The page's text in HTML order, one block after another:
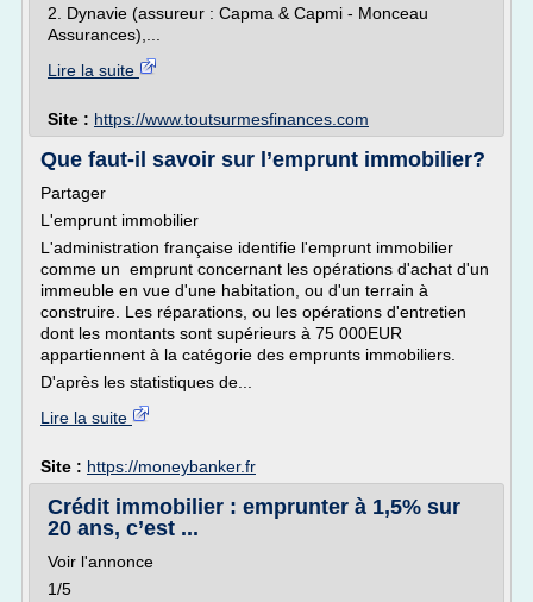
2. Dynavie (assureur : Capma & Capmi - Monceau
Assurances),...
Lire la suite
Site : https://www.toutsurmesfinances.com
Que faut-il savoir sur l’emprunt immobilier?
Partager
L'emprunt immobilier
L'administration française identifie l'emprunt immobilier
comme un emprunt concernant les opérations d'achat d'un
immeuble en vue d'une habitation, ou d'un terrain à
construire. Les réparations, ou les opérations d'entretien
dont les montants sont supérieurs à 75 000EUR
appartiennent à la catégorie des emprunts immobiliers.
D'après les statistiques de...
Lire la suite
Site : https://moneybanker.fr
Crédit immobilier : emprunter à 1,5% sur
20 ans, c’est ...
Voir l'annonce
1/5